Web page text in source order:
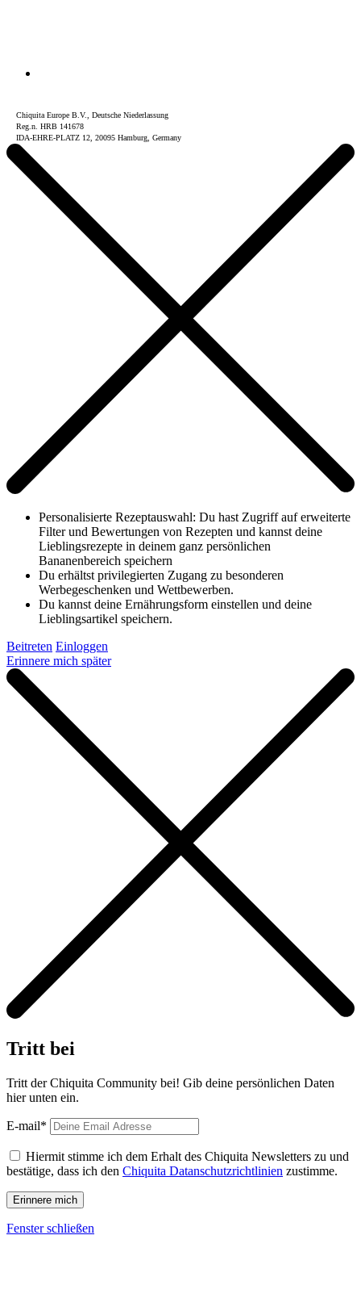
Chiquita Europe B.V., Deutsche Niederlassung
Reg.n. HRB 141678
IDA-EHRE-PLATZ 12, 20095 Hamburg, Germany
Personalisierte Rezeptauswahl: Du hast Zugriff auf erweiterte
Filter und Bewertungen von Rezepten und kannst deine
Lieblingsrezepte in deinem ganz persönlichen
Bananenbereich speichern
Du erhältst privilegierten Zugang zu besonderen
Werbegeschenken und Wettbewerben.
Du kannst deine Ernährungsform einstellen und deine
Lieblingsartikel speichern.
Beitreten Einloggen
Erinnere mich später
Tritt bei
Tritt der Chiquita Community bei! Gib deine persönlichen Daten
hier unten ein.
E-mail*
Hiermit stimme ich dem Erhalt des Chiquita Newsletters zu und
bestätige, dass ich den Chiquita Datanschutzrichtlinien zustimme.
Fenster schließen